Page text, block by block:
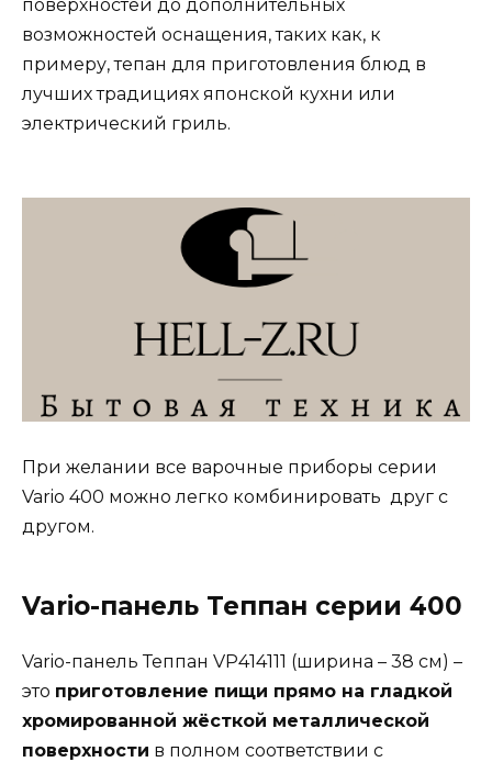
поверхностей до дополнительных
возможностей оснащения, таких как, к
примеру, тепан для приготовления блюд в
лучших традициях японской кухни или
электрический гриль.
При желании все варочные приборы серии
Vario 400 можно легко комбинировать друг с
другом.
Vario-панель Теппан серии 400
Vario-панель Теппан VP414111 (ширина – 38 см) –
это приготовление пищи прямо на гладкой
хромированной жёсткой металлической
поверхности в полном соответствии с